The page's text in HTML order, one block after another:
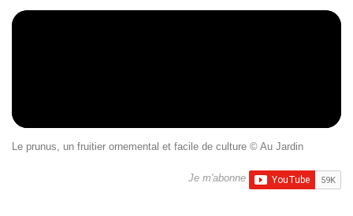
Le prunus, un fruitier ornemental et facile de culture © Au Jardin
Je m'abonne